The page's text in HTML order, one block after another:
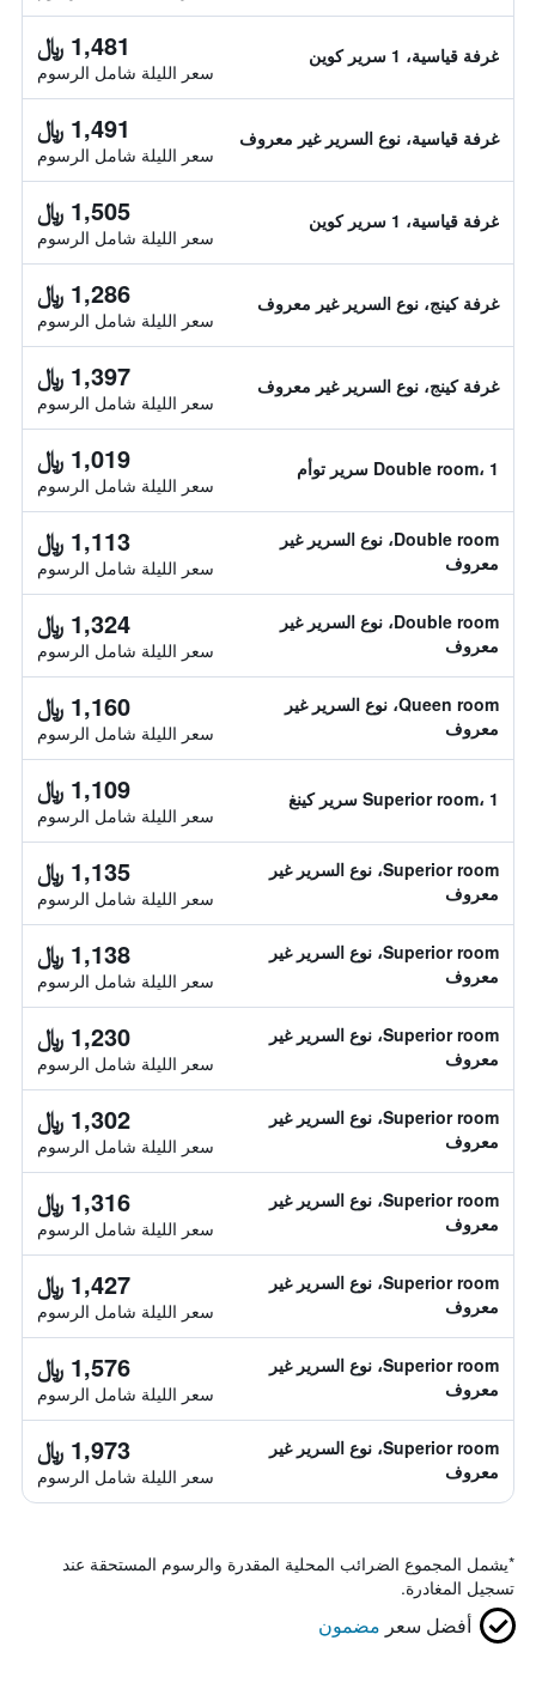
غرفة قياسية، 1 سرير كوين 1,481 ﷼
سعر الليلة شامل الرسوم
غرفة قياسية، نوع السرير غير معروف 1,491 ﷼
سعر الليلة شامل الرسوم
غرفة قياسية، 1 سرير كوين 1,505 ﷼
سعر الليلة شامل الرسوم
غرفة كينج، نوع السرير غير معروف 1,286 ﷼
سعر الليلة شامل الرسوم
غرفة كينج، نوع السرير غير معروف 1,397 ﷼
سعر الليلة شامل الرسوم
Double room، 1 سرير توأم 1,019 ﷼
سعر الليلة شامل الرسوم
Double room، نوع السرير غير
معروف
1,113 ﷼
سعر الليلة شامل الرسوم
Double room، نوع السرير غير
معروف
1,324 ﷼
سعر الليلة شامل الرسوم
Queen room، نوع السرير غير
معروف
1,160 ﷼
سعر الليلة شامل الرسوم
Superior room، 1 سرير كينغ 1,109 ﷼
سعر الليلة شامل الرسوم
Superior room، نوع السرير غير
معروف
1,135 ﷼
سعر الليلة شامل الرسوم
Superior room، نوع السرير غير
معروف
1,138 ﷼
سعر الليلة شامل الرسوم
Superior room، نوع السرير غير
معروف
1,230 ﷼
سعر الليلة شامل الرسوم
Superior room، نوع السرير غير
معروف
1,302 ﷼
سعر الليلة شامل الرسوم
Superior room، نوع السرير غير
معروف
1,316 ﷼
سعر الليلة شامل الرسوم
Superior room، نوع السرير غير
معروف
1,427 ﷼
سعر الليلة شامل الرسوم
Superior room، نوع السرير غير
معروف
1,576 ﷼
سعر الليلة شامل الرسوم
Superior room، نوع السرير غير
معروف
1,973 ﷼
سعر الليلة شامل الرسوم
*يشمل المجموع الضرائب المحلية المقدرة والرسوم المستحقة عند
تسجيل المغادرة.
أفضل سعر مضمون